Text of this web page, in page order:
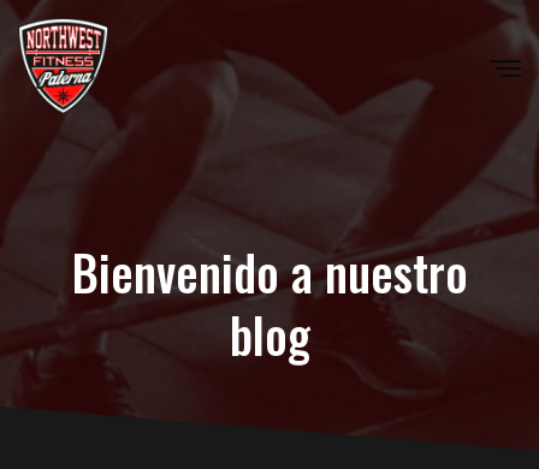
Bienvenido a nuestro
blog